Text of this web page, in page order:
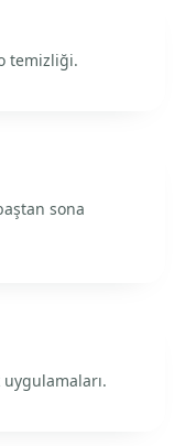
temizliği.
sona